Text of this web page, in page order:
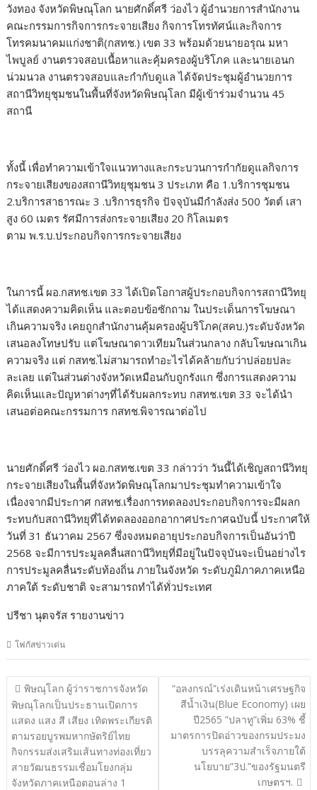
วังทอง จังหวัดพิษณุโลก นายศักดิ์ศรี ว่องไว ผู้อำนวยการสำนักงาน
คณะกรรมการกิจการกระจายเสียง กิจการโทรทัศน์และกิจการ
โทรคมนาคมแก่งชาติ(กสทช.) เขต 33 พร้อมด้วยนายอรุณ มหา
ไพบูลย์ งานตรวจสอบเนื้อหาและคุ้มครองผู้บริโภค และนายเอนก
น่วมนวล งานตรวจสอบและกำกับดูแล ได้จัดประชุมผู้อำนวยการ
สถานีวิทยุชุมชนในพื้นที่จังหวัดพิษณุโลก มีผู้เข้าร่วมจำนวน 45
สถานี
ทั้งนี้ เพื่อทำความเข้าใจแนวทางและกระบวนการกำกัยดูแลกิจการ
กระจายเสียงของสถานีวิทยุชุมชน 3 ประเภท คือ 1.บริการชุมชน
2.บริการสาธารณะ 3 .บริการธุรกิจ ปัจจุบันมีกำลังส่ง 500 วัตต์ เสา
สูง 60 เมตร รัศมีการส่งกระจายเสียง 20 กิโลเมตร
ตาม พ.ร.บ.ประกอบกิจการกระจายเสียง
ในการนี้ ผอ.กสทช.เขต 33 ได้เปิดโอกาสผู้ประกอบกิจการสถานีวิทยุ
ได้แสดงความคิดเห็น และตอบข้อซักถาม ในประเด็นการโฆษณา
เกินความจริง เคยถูกสำนักงานคุ้มครองผู้บริโภค(สคบ.)ระดับจังหวัด
เสนอลงโทษปรับ แต่โฆษณาดาวเทียมในส่วนกลาง กลับโฆษณาเกิน
ความจริง แต่ กสทช.ไม่สามารถทำอะไรได้คล้ายกับว่าปล่อยปละ
ละเลย แต่ในส่วนต่างจังหวัดเหมือนกับถูกรังแก ซึ่งการแสดงความ
คิดเห็นและปัญหาต่างๆที่ได้รับผลกระทบ กสทช.เขต 33 จะได้นำ
เสนอต่อคณะกรรมการ กสทช.พิจารณาต่อไป
นายศักดิ์ศรี ว่องไว ผอ.กสทช.เขต 33 กล่าวว่า วันนี้ได้เชิญสถานีวิทยุ
กระจายเสียงในพื้นที่จังหวัดพิษณุโลกมาประชุมทำความเข้าใจ
เนื่องจากมีประกาศ กสทช.เรื่องการทดลองประกอบกิจการจะมีผลก
ระทบกับสถานีวิทยุที่ได้ทดลองออกอากาศประกาศฉบับนี้ ประกาศให้
วันที่ 31 ธันวาคม 2567 ซึ่งจงหมดอายุประกอบกิจการเป็นอันว่าปี
2568 จะมีการประมูลคลื่นสถานีวิทยุที่มีอยู่ในปัจจุบันจะเป็นอย่างไร
การประมูลคลื่นระดับท้องถิ่น ภายในจังหวัด ระดับภูมิภาคภาคเหนือ
ภาคใต้ ระดับชาติ จะสามารถทำได้ทั่วประเทศ
ปรีชา นุตจรัส รายงานข่าว
โฟกัสข่าวเด่น
แนะแนว
เรื่อง
พิษณุโลก ผู้ว่าราชการจังหวัด
พิษณุโลกเป็นประธานเปิดการ
แสดง แสง สี เสียง เทิดพระเกียรติ
ตามรอยบูรพมหากษัตริย์ไทย
กิจกรรมส่งเสริมเส้นทางท่องเที่ยว
สายวัฒนธรรมเชื่อมโยงกลุ่ม
จังหวัดภาคเหนือตอนล่าง 1
“อลงกรณ์”เร่งเดินหน้าเศรษฐกิจ
สีน้ำเงิน(Blue Economy) เผย
ปี2565 ”ปลาทู”เพิ่ม 63% ชี้
มาตรการปิดอ่าวของกรมประมง
บรรลุความสำเร็จภายใต้
นโยบาย”3ป.”ของรัฐมนตรี
เกษตรฯ.